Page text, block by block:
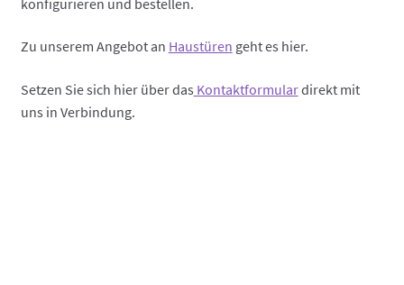
Zu unserem Angebot an Haustüren geht es hier.
Setzen Sie sich hier über das Kontaktformulardirekt mit
uns in Verbindung.